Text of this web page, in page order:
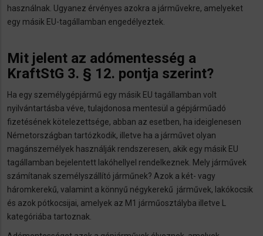
használnak. Ugyanez érvényes azokra a járművekre, amelyeket
egy másik EU-tagállamban engedélyeztek.
Mit jelent az adómentesség a
KraftStG 3. § 12. pontja szerint?
Ha egy személygépjármű egy másik EU tagállamban volt
nyilvántartásba véve, tulajdonosa mentesül a gépjárműadó
fizetésének kötelezettsége, abban az esetben, ha ideiglenesen
Németországban tartózkodik, illetve ha a járművet olyan
magánszemélyek használják rendszeresen, akik egy másik EU
tagállamban bejelentett lakóhellyel rendelkeznek. Mely járművek
számítanak személyszállító járműnek? Azok a két- vagy
háromkerekű, valamint a könnyű négykerekű járművek, lakókocsik
és azok pótkocsijai, amelyek az M1 járműosztályba illetve L
kategóriába tartoznak.